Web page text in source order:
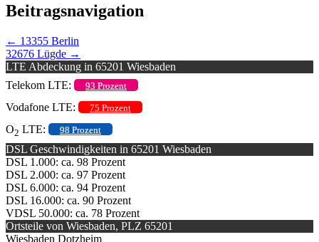
Beitragsnavigation
← 13355 Berlin
32676 Lügde →
LTE Abdeckung in 65201 Wiesbaden
Telekom LTE:
93 Prozent
Vodafone LTE: 75 Prozent
O2 LTE: 98 Prozent
DSL Geschwindigkeiten in 65201 Wiesbaden
DSL 1.000: ca. 98 Prozent
DSL 2.000: ca. 97 Prozent
DSL 6.000: ca. 94 Prozent
DSL 16.000: ca. 90 Prozent
VDSL 50.000: ca. 78 Prozent
Ortsteile von Wiesbaden, PLZ 65201
Wiesbaden Dotzheim